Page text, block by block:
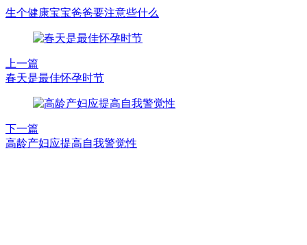
生个健康宝宝爸爸要注意些什么
上一篇
春天是最佳怀孕时节
下一篇
高龄产妇应提高自我警觉性